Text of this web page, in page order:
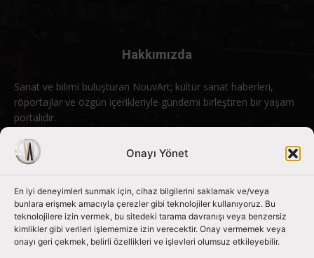
Onayı Yönet
En iyi deneyimleri sunmak için, cihaz bilgilerini saklamak ve/veya
bunlara erişmek amacıyla çerezler gibi teknolojiler kullanıyoruz. Bu
teknolojilere izin vermek, bu sitedeki tarama davranışı veya benzersiz
kimlikler gibi verileri işlememize izin verecektir. Onay vermemek veya
onayı geri çekmek, belirli özellikleri ve işlevleri olumsuz etkileyebilir.
Hakkımızda
Sanat ve bilimi buluşturan NouvArt; kültür sanat haberleri,
röportajlar ve özgün içerikleriyle gündemi birleştiren bir yaşam
portalıdır.
Bizimle iletişime geçin: info@nouvart.net
Bizi Takip Edin